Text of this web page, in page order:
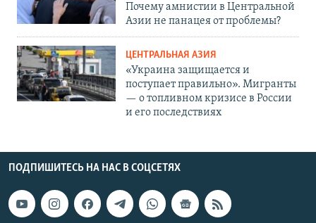
Почему амнистии в Центральной
Азии не панацея от проблемы?
ЦЕНТРАЛЬНАЯ АЗИЯ
«Украина защищается и
поступает правильно». Мигранты
— о топливном кризисе в России
и его последствиях
ПОДПИШИТЕСЬ НА НАС В СОЦСЕТЯХ